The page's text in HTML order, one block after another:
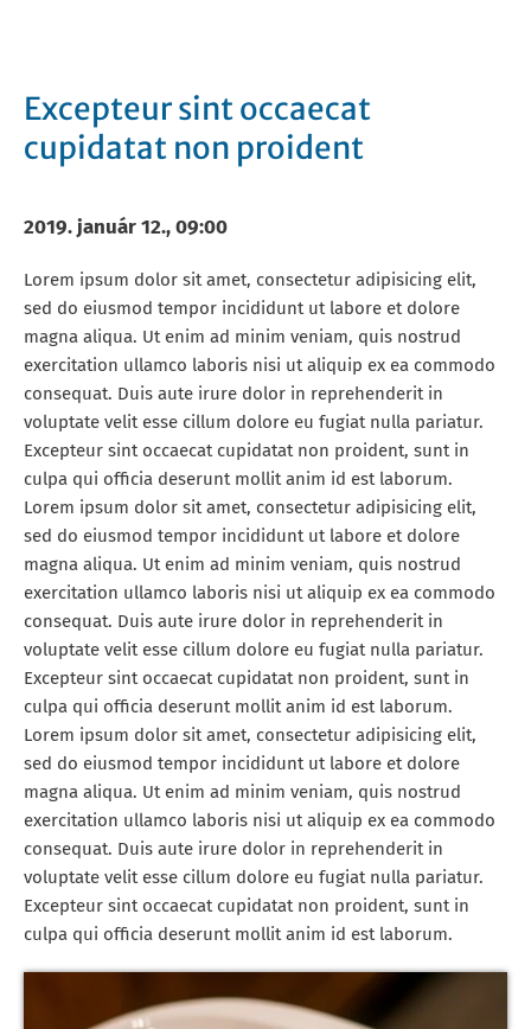
Excepteur sint occaecat
cupidatat non proident
2019. január 12., 09:00
Lorem ipsum dolor sit amet, consectetur adipisicing elit,
sed do eiusmod tempor incididunt ut labore et dolore
magna aliqua. Ut enim ad minim veniam, quis nostrud
exercitation ullamco laboris nisi ut aliquip ex ea commodo
consequat. Duis aute irure dolor in reprehenderit in
voluptate velit esse cillum dolore eu fugiat nulla pariatur.
Excepteur sint occaecat cupidatat non proident, sunt in
culpa qui officia deserunt mollit anim id est laborum.
Lorem ipsum dolor sit amet, consectetur adipisicing elit,
sed do eiusmod tempor incididunt ut labore et dolore
magna aliqua. Ut enim ad minim veniam, quis nostrud
exercitation ullamco laboris nisi ut aliquip ex ea commodo
consequat. Duis aute irure dolor in reprehenderit in
voluptate velit esse cillum dolore eu fugiat nulla pariatur.
Excepteur sint occaecat cupidatat non proident, sunt in
culpa qui officia deserunt mollit anim id est laborum.
Lorem ipsum dolor sit amet, consectetur adipisicing elit,
sed do eiusmod tempor incididunt ut labore et dolore
magna aliqua. Ut enim ad minim veniam, quis nostrud
exercitation ullamco laboris nisi ut aliquip ex ea commodo
consequat. Duis aute irure dolor in reprehenderit in
voluptate velit esse cillum dolore eu fugiat nulla pariatur.
Excepteur sint occaecat cupidatat non proident, sunt in
culpa qui officia deserunt mollit anim id est laborum.